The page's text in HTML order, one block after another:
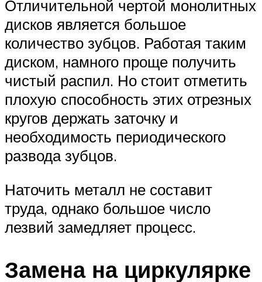
Отличительной чертой монолитных
дисков является большое
количество зубцов. Работая таким
диском, намного проще получить
чистый распил. Но стоит отметить
плохую способность этих отрезных
кругов держать заточку и
необходимость периодического
развода зубцов.
Наточить металл не составит
труда, однако большое число
лезвий замедляет процесс.
Замена на циркулярке